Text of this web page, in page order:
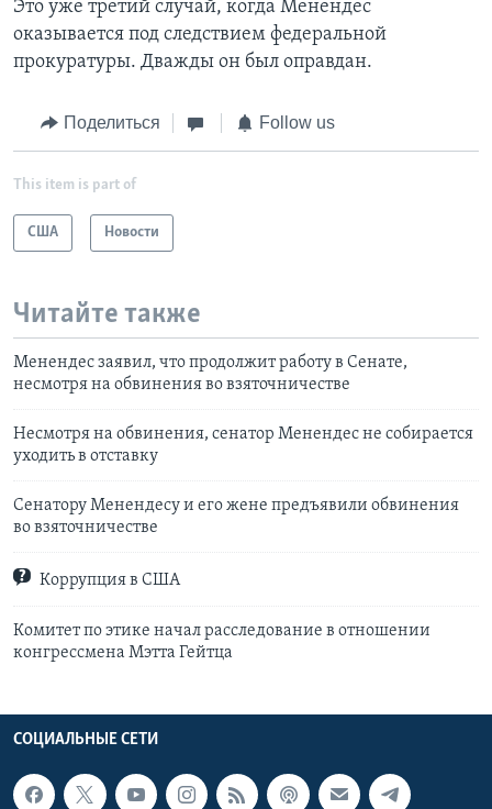
Это уже третий случай, когда Менендес
оказывается под следствием федеральной
прокуратуры. Дважды он был оправдан.
Поделиться Follow us
This item is part of
США Новости
Читайте также
Менендес заявил, что продолжит работу в Сенате,
несмотря на обвинения во взяточничестве
Несмотря на обвинения, сенатор Менендес не собирается
уходить в отставку
Сенатору Менендесу и его жене предъявили обвинения
во взяточничестве
Коррупция в США
Комитет по этике начал расследование в отношении
конгрессмена Мэтта Гейтца
СОЦИАЛЬНЫЕ СЕТИ